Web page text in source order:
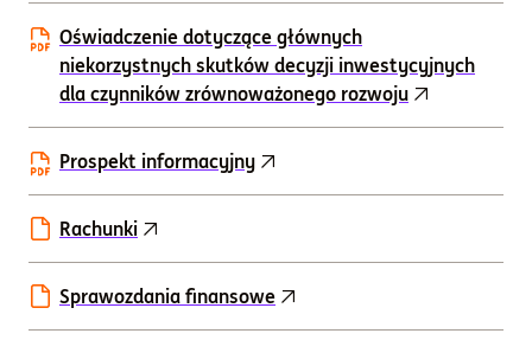
Oświadczenie dotyczące głównych
niekorzystnych skutków decyzji inwestycyjnych
dla czynników zrównoważonego rozwoju
Prospekt informacyjny
Rachunki
Sprawozdania finansowe